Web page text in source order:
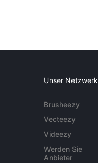
Unser Netzwerk
Brusheezy
Vecteezy
Videezy
Werden Sie
Anbieter